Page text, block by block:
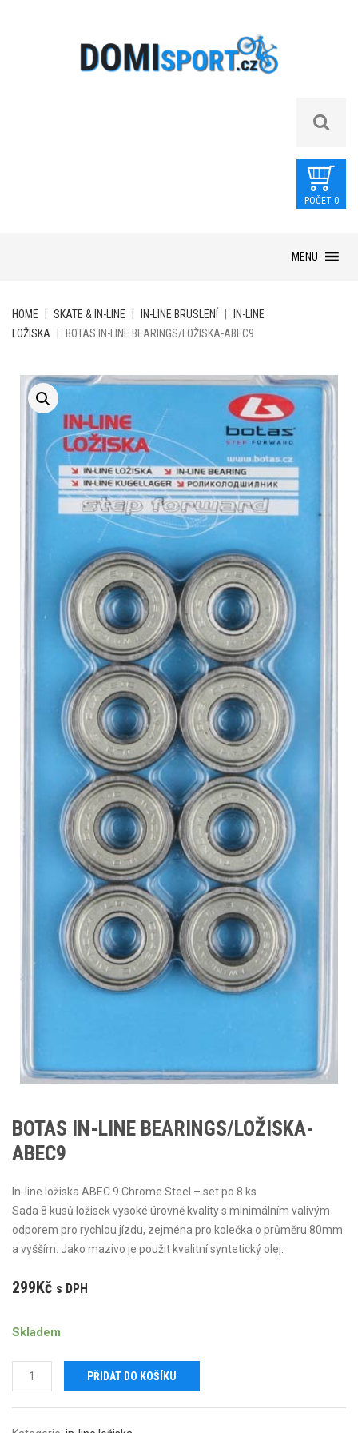
POČET 0
MENU
HOME SKATE & IN-LINE IN-LINE BRUSLENÍ
IN-LINE
LOŽISKA
BOTAS IN-LINE BEARINGS/LOŽISKA-ABEC9
BOTAS IN-LINE BEARINGS/LOŽISKA-
ABEC9
In-line ložiska ABEC 9 Chrome Steel – set po 8 ks
Sada 8 kusů ložisek vysoké úrovně kvality s minimálním valivým
odporem pro rychlou jízdu, zejména pro kolečka o průměru 80mm
a vyšším. Jako mazivo je použit kvalitní syntetický olej.
299Kč s DPH
Skladem
Botas
IN-
LINE
BEARINGS/LOŽISKA-
PŘIDAT DO KOŠÍKU